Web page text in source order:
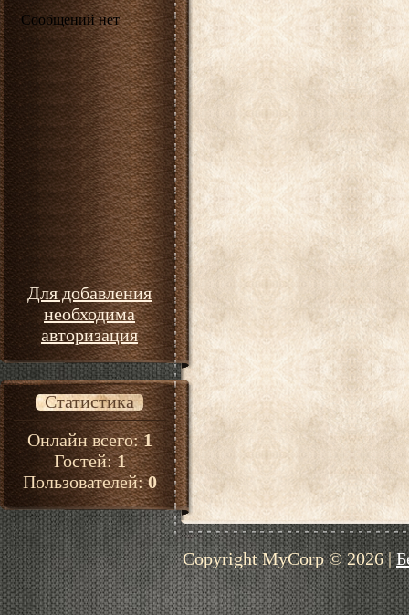
Для добавления
необходима
авторизация
Статистика
Онлайн всего:1
Гостей:1
Пользователей:0
Copyright MyCorp © 2026|